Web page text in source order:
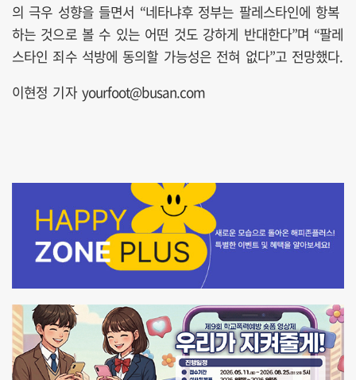
의 극우 성향을 들면서 “네타냐후 정부는 팔레스타인에 항복
하는 것으로 볼 수 있는 어떤 것도 강하게 반대한다”며 “팔레
스타인 죄수 석방에 동의할 가능성은 전혀 없다”고 전망했다.
이현정 기자 yourfoot@busan.com